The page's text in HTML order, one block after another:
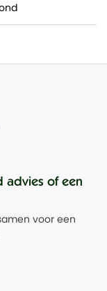
advies of een
voor een